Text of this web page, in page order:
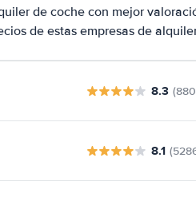
de coche con mejor
de estas empresas de
8.3
8.1